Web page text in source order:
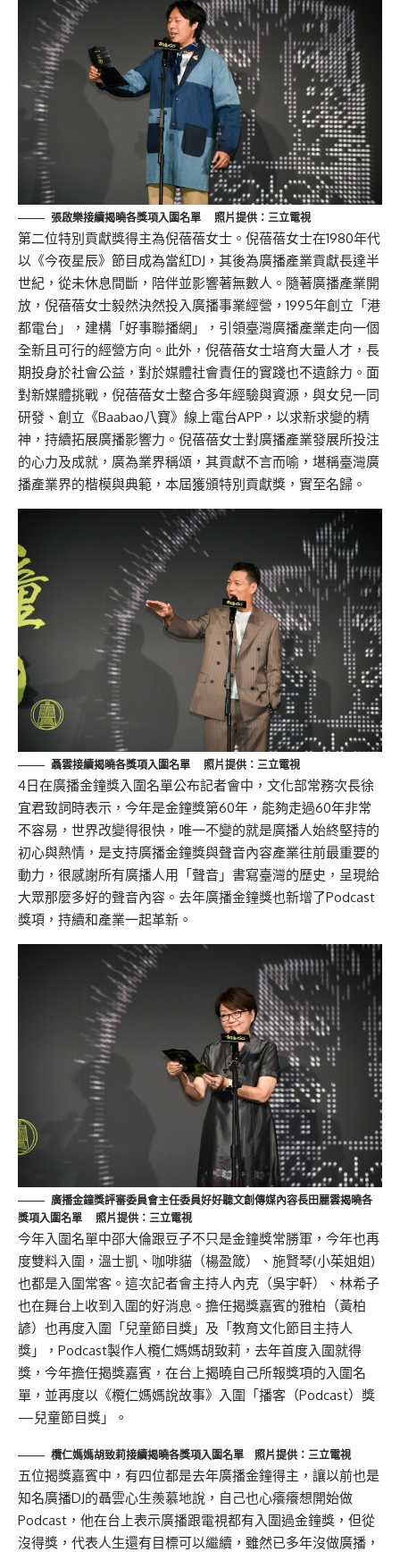
張啟樂接續揭曉各獎項入圍名單 照片提供：三立電視
第二位特別貢獻獎得主為倪蓓蓓女士。倪蓓蓓女士在1980年代
以《今夜星辰》節目成為當紅DJ，其後為廣播產業貢獻長達半
世紀，從未休息間斷，陪伴並影響著無數人。隨著廣播產業開
放，倪蓓蓓女士毅然決然投入廣播事業經營，1995年創立「港
都電台」，建構「好事聯播網」，引領臺灣廣播產業走向一個
全新且可行的經營方向。此外，倪蓓蓓女士培育大量人才，長
期投身於社會公益，對於媒體社會責任的實踐也不遺餘力。面
對新媒體挑戰，倪蓓蓓女士整合多年經驗與資源，與女兒一同
研發、創立《Baabao八寶》線上電台APP，以求新求變的精
神，持續拓展廣播影響力。倪蓓蓓女士對廣播產業發展所投注
的心力及成就，廣為業界稱頌，其貢獻不言而喻，堪稱臺灣廣
播產業界的楷模與典範，本屆獲頒特別貢獻獎，實至名歸。
聶雲接續揭曉各獎項入圍名單 照片提供：三立電視
4日在廣播金鐘獎入圍名單公布記者會中，文化部常務次長徐
宜君致詞時表示，今年是金鐘獎第60年，能夠走過60年非常
不容易，世界改變得很快，唯一不變的就是廣播人始終堅持的
初心與熱情，是支持廣播金鐘獎與聲音內容產業往前最重要的
動力，很感謝所有廣播人用「聲音」書寫臺灣的歷史，呈現給
大眾那麼多好的聲音內容。去年廣播金鐘獎也新增了Podcast
獎項，持續和產業一起革新。
廣播金鐘獎評審委員會主任委員好好聽文創傳媒內容長田麗雲揭曉各
獎項入圍名單 照片提供：三立電視
今年入圍名單中邵大倫跟豆子不只是金鐘獎常勝軍，今年也再
度雙料入圍，溫士凱、咖啡貓（楊盈箴）、施賢琴(小茱姐姐)
也都是入圍常客。這次記者會主持人內克（吳宇軒）、林希子
也在舞台上收到入圍的好消息。擔任揭獎嘉賓的雅柏（黃柏
諺）也再度入圍「兒童節目獎」及「教育文化節目主持人
獎」，Podcast製作人欖仁媽媽胡致莉，去年首度入圍就得
獎，今年擔任揭獎嘉賓，在台上揭曉自己所報獎項的入圍名
單，並再度以《欖仁媽媽說故事》入圍「播客（Podcast）獎
—兒童節目獎」。
欖仁媽媽胡致莉接續揭曉各獎項入圍名單 照片提供：三立電視
五位揭獎嘉賓中，有四位都是去年廣播金鐘得主，讓以前也是
知名廣播DJ的聶雲心生羨慕地說，自己也心癢癢想開始做
Podcast，他在台上表示廣播跟電視都有入圍過金鐘獎，但從
沒得獎，代表人生還有目標可以繼續，雖然已多年沒做廣播，